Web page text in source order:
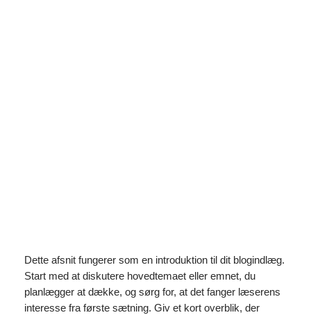
Dette afsnit fungerer som en introduktion til dit blogindlæg.
Start med at diskutere hovedtemaet eller emnet, du
planlægger at dække, og sørg for, at det fanger læserens
interesse fra første sætning. Giv et kort overblik, der